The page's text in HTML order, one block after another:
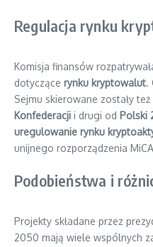
Regulacja rynku
Komisja finansów
dotyczące rynku kryptowalut.
Sejmu skierowane zostały
Konfederacji i drugi od Polski
uregulowanie rynku
unijnego rozporządzenia
Podobieństwa i
Projekty składane przez
2050 mają wiele wspólnych